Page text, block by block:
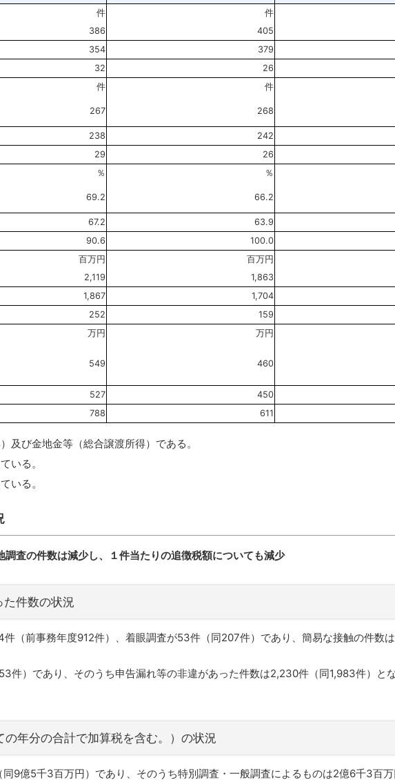
件
件
386 405
354 379
32 26
件
件
267 268
238 242
29 26
％
％
69.2 66.2
67.2 63.9
90.6 100.0
百万円
百万円
2,119 1,863
1,867 1,704
252 159
万円
万円
549 460
527 450
788 611
び金地金等（総合譲渡所得）である。
いる。
いる。
査の件数は減少し、１件当たりの追徴税額についても減少
件数の状況
（前事務年度912件）、着眼調査が53件（同207件）であり、簡易な接触の件数
）であり、そのうち申告漏れ等の非違があった件数は2,230件（同1,983件）と
年分の合計で加算税を含む。）の状況
9億5千3百万円）であり、そのうち特別調査・一般調査によるものは2億6千3百